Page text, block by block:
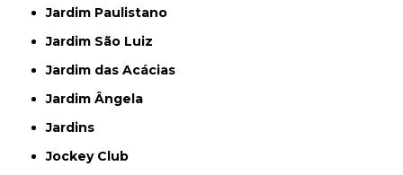
Jardim Paulistano
Jardim São Luiz
Jardim das Acácias
Jardim Ângela
Jardins
Jockey Club